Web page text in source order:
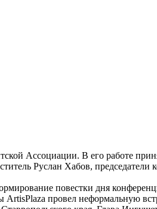
Ассоциации. В его работе
Руслан Хабов,
повестки дня
провел неформальную